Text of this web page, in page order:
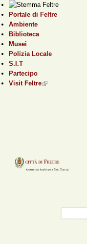
Portale di Feltre
Ambiente
Biblioteca
Musei
Polizia Locale
S.I.T
Partecipo
Visit Feltre(link is external)